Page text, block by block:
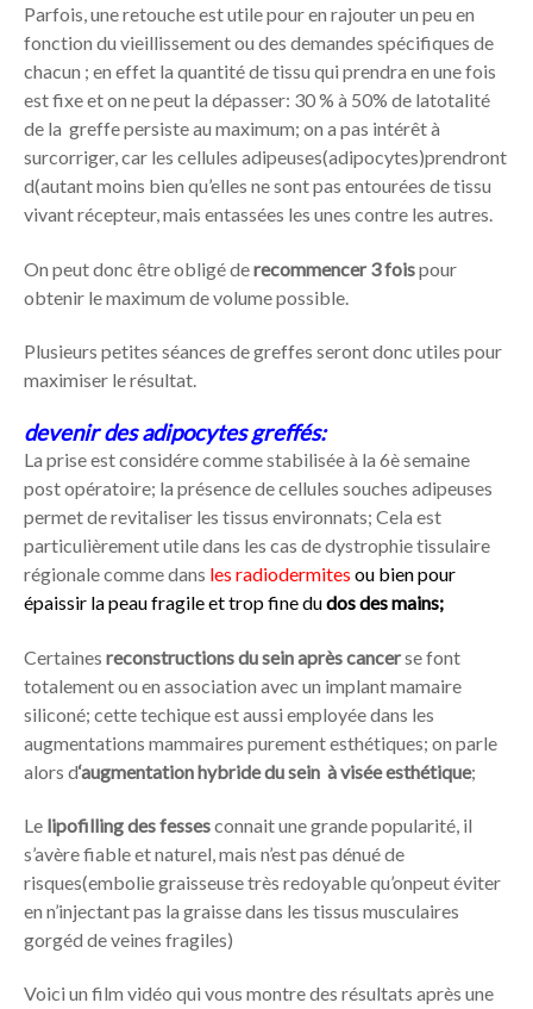
Parfois, une retouche est utile pour en rajouter un peu en
fonction du vieillissement ou des demandes spécifiques de
chacun ; en effet la quantité de tissu qui prendra en une fois
est fixe et on ne peut la dépasser: 30 % à 50% de latotalité
de la greffe persiste au maximum; on a pas intérêt à
surcorriger, car les cellules adipeuses(adipocytes)prendront
d(autant moins bien qu’elles ne sont pas entourées de tissu
vivant récepteur, mais entassées les unes contre les autres.
On peut donc être obligé derecommencer 3 foispour
obtenir le maximum de volume possible.
Plusieurs petites séances de greffes seront donc utiles pour
maximiser le résultat.
devenir des adipocytes greffés:
La prise est considére comme stabilisée à la 6è semaine
post opératoire; la présence de cellules souches adipeuses
permet de revitaliser les tissus environnats; Cela est
particulièrement utile dans les cas de dystrophie tissulaire
régionale comme dans les radiodermites ou bien pour
épaissir la peau fragile et trop fine dudos des mains;
Certaines reconstructions du sein après cancerse font
totalement ou en association avec un implant mamaire
siliconé; cette techique est aussi employée dans les
augmentations mammaires purement esthétiques; on parle
alors d‘augmentation hybride du sein à visée esthétique;
Le lipofilling des fessesconnait une grande popularité, il
s’avère fiable et naturel, mais n’est pas dénué de
risques(embolie graisseuse très redoyable qu’onpeut éviter
en n’injectant pas la graisse dans les tissus musculaires
gorgéd de veines fragiles)
Voici un film vidéo qui vous montre des résultats après une